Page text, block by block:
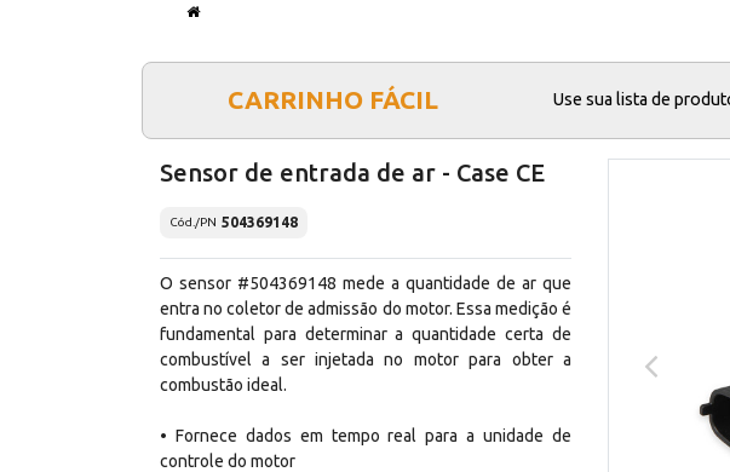
CARRINHO FÁCIL Use sua lista de
Sensor de entrada de ar - Case CE
Cód./PN 504369148
O sensor #504369148 mede a quantidade de ar que
entra no coletor de admissão do motor. Essa medição é
fundamental para determinar a quantidade certa de
combustível a ser injetada no motor para obter a
combustão ideal.
• Fornece dados em tempo real para a unidade de
controle do motor